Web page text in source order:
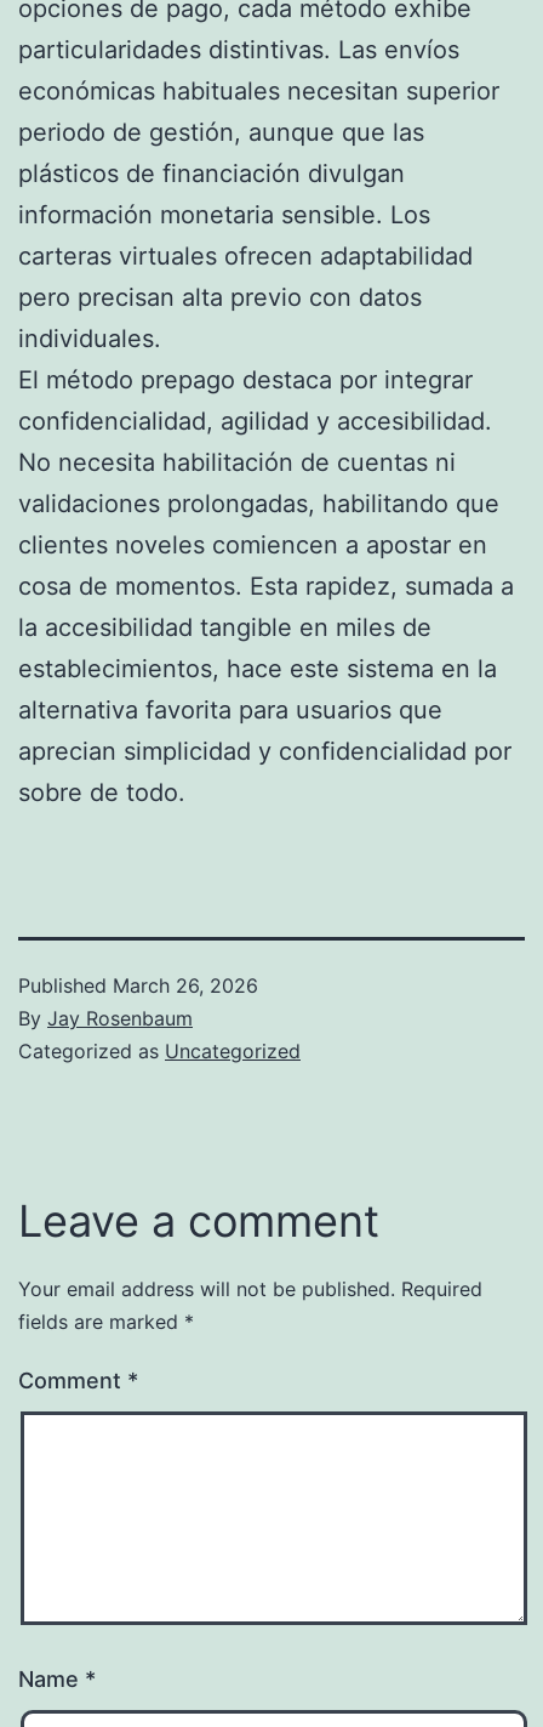
opciones de pago, cada método exhibe
particularidades distintivas. Las envíos
económicas habituales necesitan superior
periodo de gestión, aunque que las
plásticos de financiación divulgan
información monetaria sensible. Los
carteras virtuales ofrecen adaptabilidad
pero precisan alta previo con datos
individuales.
El método prepago destaca por integrar
confidencialidad, agilidad y accesibilidad.
No necesita habilitación de cuentas ni
validaciones prolongadas, habilitando que
clientes noveles comiencen a apostar en
cosa de momentos. Esta rapidez, sumada a
la accesibilidad tangible en miles de
establecimientos, hace este sistema en la
alternativa favorita para usuarios que
aprecian simplicidad y confidencialidad por
sobre de todo.
Published March 26, 2026
By Jay Rosenbaum
Categorized as Uncategorized
Leave a comment
Your email address will not be published. Required
fields are marked *
Comment *
Name *